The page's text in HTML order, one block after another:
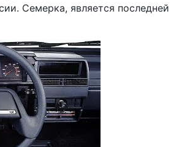
Семерка, является последней